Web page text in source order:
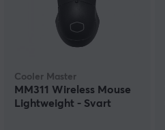
Cooler Master
MM311 Wireless Mouse
Lightweight - Svart